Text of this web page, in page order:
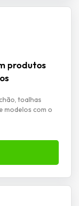
produtos
toalhas
modelos com o